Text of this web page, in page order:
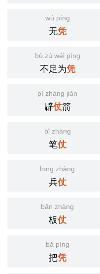
wú píng
无凭
bù zú wéi píng
不足为凭
pì zhàng jiàn
辟仗箭
bǐ zhàng
笔仗
bīng zhàng
兵仗
bǎn zhàng
板仗
bǎ píng
把凭